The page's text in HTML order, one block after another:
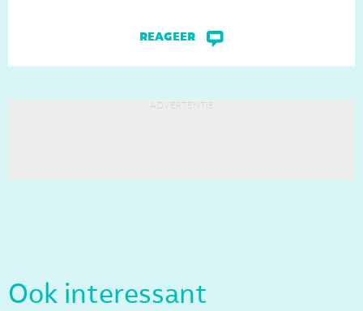
reageer
advertentie
Ook interessant